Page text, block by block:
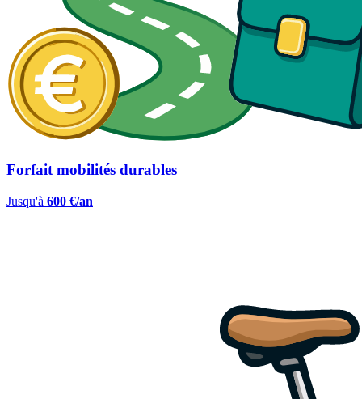
Forfait mobilités durables
Jusqu'à 600 €/an